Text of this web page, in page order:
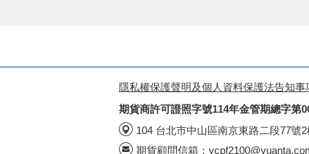
隱私權保護聲明及個人資料保護法告知事
期貨商許可證照字號114年金管期總字第
104 台北市中山區南京東路二段77號
期貨顧問信箱：